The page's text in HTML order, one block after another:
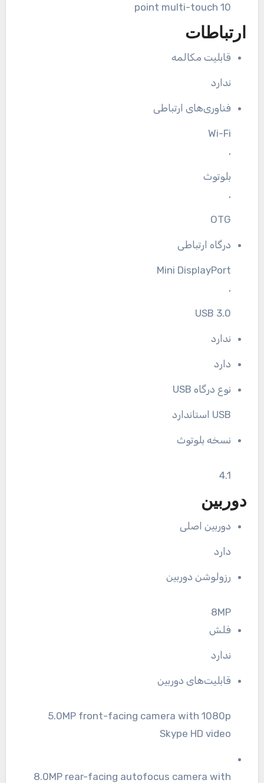
10 point multi-touch
ارتباطات
قابلیت مکالمه
ندارد
فناوری‌های ارتباطی
Wi-Fi
,
بلوتوث
,
OTG
درگاه ارتباطی
Mini DisplayPort
,
USB 3.0
ندارد
دارد
نوع درگاه USB
USB استاندارد
نسخه بلوتوث
4.1
دوربین
دوربین اصلی
دارد
رزولوشن دوربین
8MP
فلش
ندارد
قابلیت‌های دوربین
5.0MP front-facing camera with 1080p
Skype HD video
8.0MP rear-facing autofocus camera with